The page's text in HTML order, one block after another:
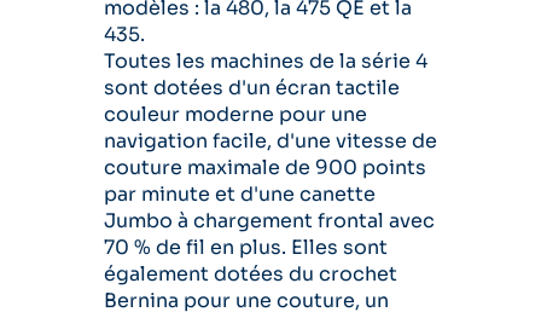
modèles : la 480, la 475 QE et la
435.
Toutes les machines de la série 4
sont dotées d'un écran tactile
couleur moderne pour une
navigation facile, d'une vitesse de
couture maximale de 900 points
par minute et d'une canette
Jumbo à chargement frontal avec
70 % de fil en plus. Elles sont
également dotées du crochet
Bernina pour une couture, un